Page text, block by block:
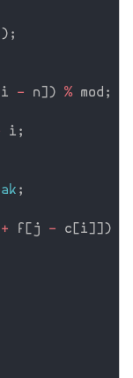
) ;
i - n] ) % mod ;
i ;
;
+ f [ j - c [i] ] )